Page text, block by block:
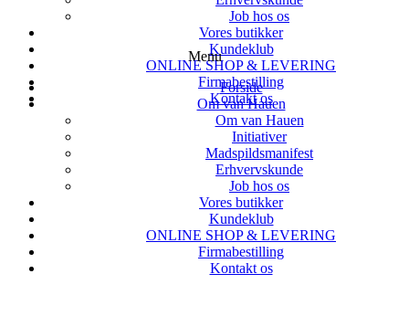
Job hos os
Vores butikker
Kundeklub
ONLINE SHOP & LEVERING
Firmabestilling
Kontakt os
Menu
Forside
Om van Hauen
Om van Hauen
Initiativer
Madspildsmanifest
Erhvervskunde
Job hos os
Vores butikker
Kundeklub
ONLINE SHOP & LEVERING
Firmabestilling
Kontakt os